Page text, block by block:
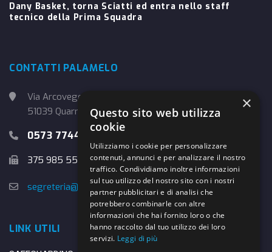
Dany Basket, torna Sciatti ed entra nello staff
tecnico della Prima Squadra
CONTATTI PALAMELO
Via Arcoveggio, 4
51039 Quarrata (PT)
0573 774457
375 985 5526
segreteria@danybasket.it
LINK UTILI
×
Questo sito web utilizza
cookie
Utilizziamo i cookie per personalizzare
contenuti, annunci e per analizzare il nostro
traffico. Condividiamo inoltre informazioni
sul tuo utilizzo del nostro sito con i nostri
partner pubblicitari e di analisi che
potrebbero combinarle con altre
informazioni che hai fornito loro o che
hanno raccolto dal tuo utilizzo dei loro
servizi. Leggi di più